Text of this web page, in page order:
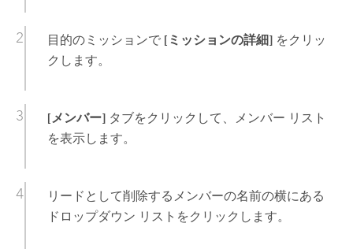
目的のミッションで [ミッションの詳細]をクリッ
クします。
[メンバー]タブをクリックして、メンバー リスト
を表示します。
リードとして削除するメンバーの名前の横にある
ドロップダウン リストをクリックします。